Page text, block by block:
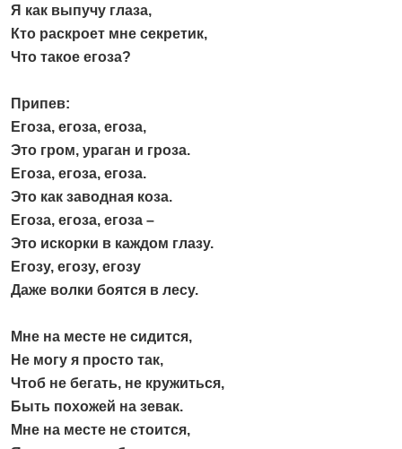
Я как выпучу глаза,
Кто раскроет мне секретик,
Что такое егоза?
Припев:
Егоза, егоза, егоза,
Это гром, ураган и гроза.
Егоза, егоза, егоза.
Это как заводная коза.
Егоза, егоза, егоза –
Это искорки в каждом глазу.
Егозу, егозу, егозу
Даже волки боятся в лесу.
Мне на месте не сидится,
Не могу я просто так,
Чтоб не бегать, не кружиться,
Быть похожей на зевак.
Мне на месте не стоится,